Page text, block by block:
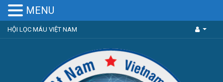
HỘI LỌC MÁU VIỆT NAM
MENU